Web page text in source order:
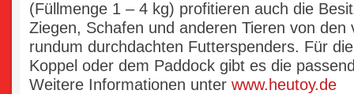
(Füllmenge 1 – 4 kg) profitieren auch die
Ziegen, Schafen und anderen Tieren von den
rundum durchdachten Futterspenders. Für
Koppel oder dem Paddock gibt es die
Weitere Informationen unter www.heutoy.de